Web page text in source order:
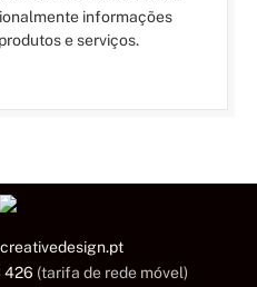
informações
e serviços.
426 (tarifa de rede móvel)